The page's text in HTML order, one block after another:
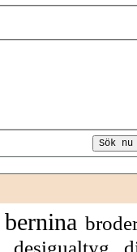
bernina
desigualtyg